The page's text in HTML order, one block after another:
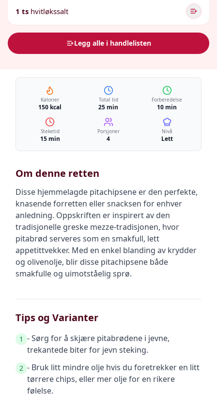
1 ts hvitløkssalt
Legg alle i handlelisten
Kalorier
150 kcal
Total tid
25 min
Forberedelse
10 min
Steketid
15 min
Porsjoner
4
Nivå
Lett
Om denne retten
Disse hjemmelagde pitachipsene er den perfekte,
knasende forretten eller snacksen for enhver
anledning. Oppskriften er inspirert av den
tradisjonelle greske mezze-tradisjonen, hvor
pitabrød serveres som en smakfull, lett
appetittvekker. Med en enkel blanding av krydder
og olivenolje, blir disse pitachipsene både
smakfulle og uimotståelig sprø.
Tips og Varianter
1 - Sørg for å skjære pitabrødene i jevne,
trekantede biter for jevn steking.
2 - Bruk litt mindre olje hvis du foretrekker en litt
tørrere chips, eller mer olje for en rikere
følelse.